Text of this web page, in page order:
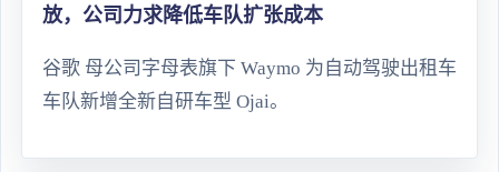
放，公司力求降低车队扩张成本
谷歌 母公司字母表旗下 Waymo 为自动驾驶出租车
车队新增全新自研车型 Ojai。